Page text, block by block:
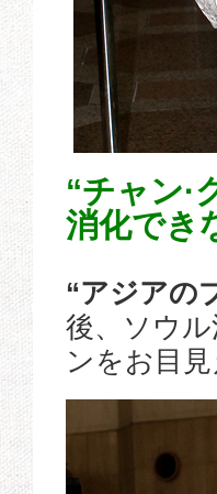
“チャン·
消化でき
“アジアの
後、ソウ
ンをお目